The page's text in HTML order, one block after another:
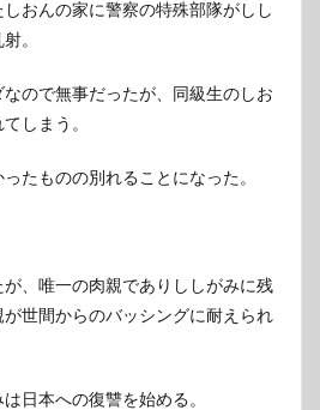
おんの家に警察の特殊部隊がしし
。
ので無事だったが、同級生のしお
しまう。
たものの別れることになった。
、唯一の肉親でありししがみに残
世間からのバッシングに耐えられ
日本への復讐を始める。